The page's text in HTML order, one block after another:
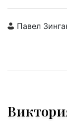
Павел